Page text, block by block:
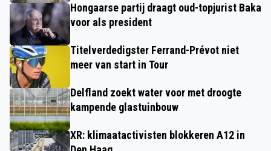
Hongaarse partij draagt oud-topjurist Baka
voor als president
Titelverdedigster Ferrand-Prévot niet
meer van start in Tour
Delfland zoekt water voor met droogte
kampende glastuinbouw
XR: klimaatactivisten blokkeren A12 in